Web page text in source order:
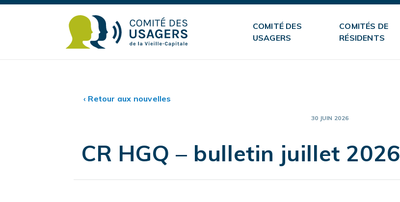
COMITÉ DES
USAGERS
COMITÉS DE
RÉSIDENTS
‹ Retour aux nouvelles
30 JUIN 2026
CR HGQ – bulletin juillet 2026